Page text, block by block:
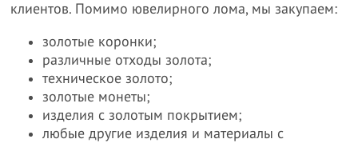
клиентов. Помимо ювелирного лома, мы закупаем:
золотые коронки;
различные отходы золота;
техническое золото;
золотые монеты;
изделия с золотым покрытием;
любые другие изделия и материалы с